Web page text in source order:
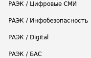
РАЭК / Цифровые СМИ
РАЭК / Инфобезопасность
РАЭК / Digital
РАЭК / БАС